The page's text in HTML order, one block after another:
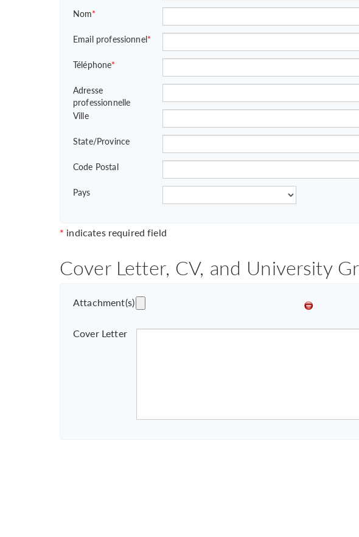
Nom*
Email professionnel*
Téléphone*
Adresse
professionnelle
Ville
State/Province
Code Postal
Pays
* indicates required field
Cover Letter, CV, and University
Attachment(s)
Cover Letter